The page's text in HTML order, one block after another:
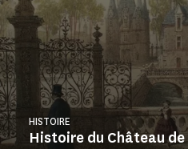
Histoire du Château
HISTOIRE